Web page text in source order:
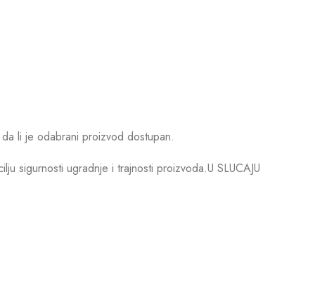
li je odabrani proizvod dostupan.
sigurnosti ugradnje i trajnosti proizvoda.U SLUCAJU